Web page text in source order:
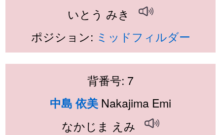
いとう みき
ポジション: ミッドフィルダー
背番号: 7
中島 依美 Nakajima Emi
なかじま えみ